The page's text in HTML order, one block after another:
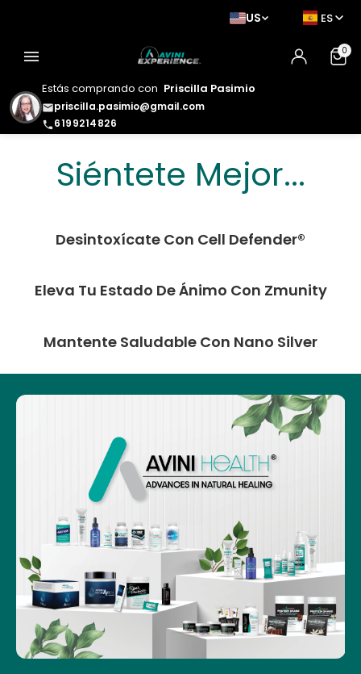
Estás comprando con Priscilla Pasimio
emailpriscilla.pasimio@gmail.com
phone6199214826
US ES
menu 0
Siéntete Mejor. Luce
Mejor. Vive Mejor.
Siéntete Mejor...
Desintoxícate Con Cell Defender®
Eleva Tu Estado De Ánimo Con Zmunity
Mantente Saludable Con Nano Silver